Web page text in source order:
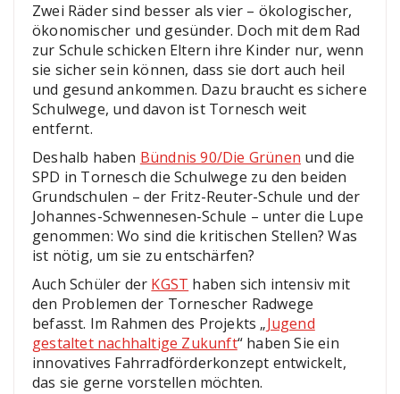
Zwei Räder sind besser als vier – ökologischer,
ökonomischer und gesünder. Doch mit dem Rad
zur Schule schicken Eltern ihre Kinder nur, wenn
sie sicher sein können, dass sie dort auch heil
und gesund ankommen. Dazu braucht es sichere
Schulwege, und davon ist Tornesch weit
entfernt.
Deshalb haben Bündnis 90/Die Grünen und die
SPD in Tornesch die Schulwege zu den beiden
Grundschulen – der Fritz-Reuter-Schule und der
Johannes-Schwennesen-Schule – unter die Lupe
genommen: Wo sind die kritischen Stellen? Was
ist nötig, um sie zu entschärfen?
Auch Schüler der KGST haben sich intensiv mit
den Problemen der Tornescher Radwege
befasst. Im Rahmen des Projekts „Jugend
gestaltet nachhaltige Zukunft“ haben Sie ein
innovatives Fahrradförderkonzept entwickelt,
das sie gerne vorstellen möchten.